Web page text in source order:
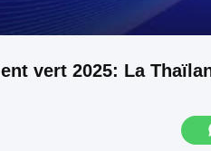
vert 2025: La